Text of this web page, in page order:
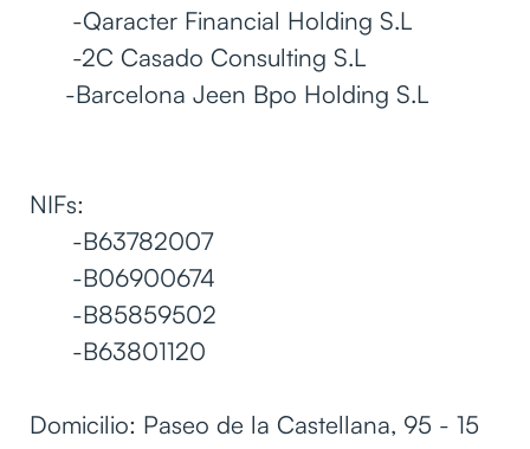
-Qaracter Financial Holding S.L
-2C Casado Consulting S.L
-Barcelona Jeen Bpo Holding S.L
NIFs:
-B63782007
-B06900674
-B85859502
-B63801120
Domicilio: Paseo de la Castellana, 95 - 15